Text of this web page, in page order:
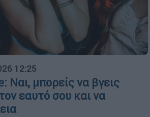
12:25
Ναι, μπορείς να βγεις
εαυτό σου και να